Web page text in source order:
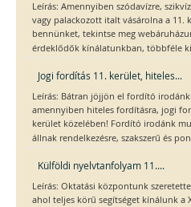
Leírás: Amennyiben szódavízre,
vagy palackozott italt vásárolna a 11.
bennünket, tekintse meg
érdeklődők kínálatunkban, többféle
Jogi fordítás 11. kerület, hiteles...
Leírás: Bátran jöjjön el fordító
amennyiben hiteles fordításra, jogi
kerület közelében! Fordító irodánk
állnak rendelkezésre, szakszerű és
Külföldi nyelvtanfolyam 11....
Leírás: Oktatási központunk
ahol teljes körű segítséget kínálunk a